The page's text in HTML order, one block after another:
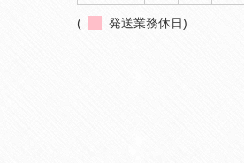
( 発送業務休日)